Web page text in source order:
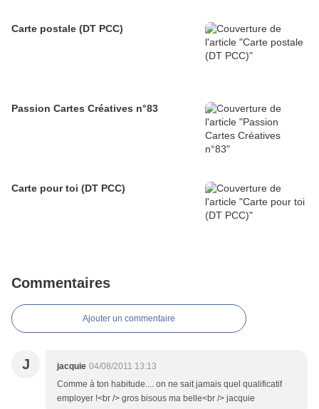
Carte postale (DT PCC)
Passion Cartes Créatives n°83
Carte pour toi (DT PCC)
Commentaires
Ajouter un commentaire
J jacquie 04/08/2011 13:13
Comme à ton habitude.... on ne sait jamais quel qualificatif
employer !<br /> gros bisous ma belle<br /> jacquie